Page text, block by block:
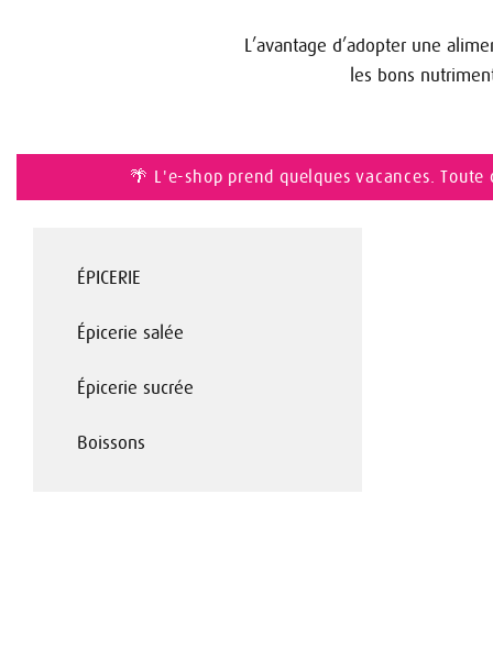
L’avantage d’adopter une
les bons
🌴 L'e-shop prend quelques vacances.
ÉPICERIE
Épicerie salée
Épicerie sucrée
Boissons